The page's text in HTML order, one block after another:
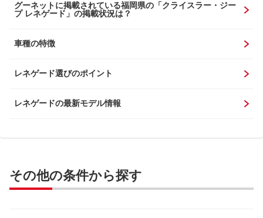
グーネットに掲載されている福岡県の「クライスラー・ジー
プ レネゲード」の掲載状況は？
車種の特徴
レネゲード選びのポイント
レネゲードの最新モデル情報
その他の条件から探す